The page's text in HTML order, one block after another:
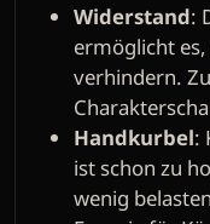
Widerstand:
ermöglicht
verhindern.
Handkurbel:
ist schon zu
wenig